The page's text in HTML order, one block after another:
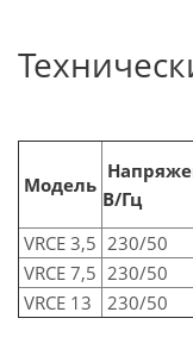
Модель
В/Гц
VRCE 3,5 230/50
VRCE 7,5 230/50
VRCE 13
230/50